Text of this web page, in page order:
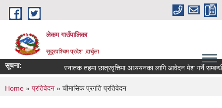
Skip to main content
लेकम गाउँपालिका
सुदूरपश्चिम प्रदेश ,दार्चुला
सूचना: स्नातक तहमा छात्रवृत्तिमा अध्ययनका लागि आवेदन पेश गर्ने
You are here
Home » प्रतिवेदन » चौमासिक प्रगति प्रतिवेदन